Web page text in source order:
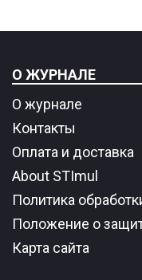
О ЖУРНАЛЕ
О журнале
Контакты
Оплата и доставка
About STImul
Политика
Положение о
Карта сайта